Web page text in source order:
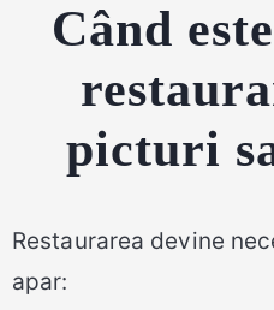
Când
picturi
Restaurarea devine
apar: